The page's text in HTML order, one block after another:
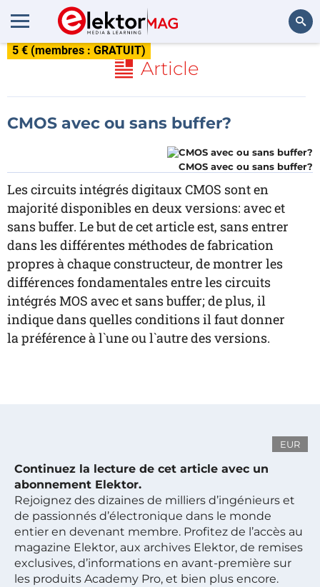
5 € (membres : GRATUIT)
Article
CMOS avec ou sans buffer?
CMOS avec ou sans buffer?
Les circuits intégrés digitaux CMOS sont en
majorité disponibles en deux versions: avec et
sans buffer. Le but de cet article est, sans entrer
dans les différentes méthodes de fabrication
propres à chaque constructeur, de montrer les
différences fondamentales entre les circuits
intégrés MOS avec et sans buffer; de plus, il
indique dans quelles conditions il faut donner
la préférence à l`une ou l`autre des versions.
EUR
Continuez la lecture de cet article avec un
abonnement Elektor.
Rejoignez des dizaines de milliers d’ingénieurs et
de passionnés d’électronique dans le monde
entier en devenant membre. Profitez de l’accès au
magazine Elektor, aux archives Elektor, de remises
exclusives, d’informations en avant-première sur
les produits Academy Pro, et bien plus encore.